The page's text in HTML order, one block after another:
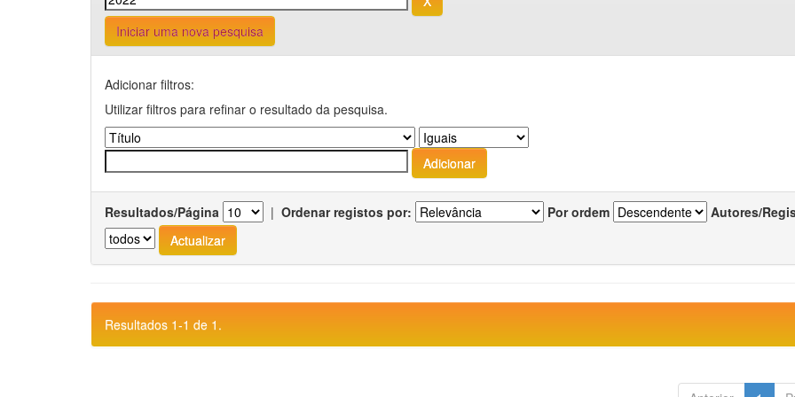
Iniciar uma nova pesquisa
Adicionar filtros:
Utilizar filtros para refinar o resultado da pesquisa.
Resultados/Página | Ordenar registos por: Por ordem Autores/
Resultados 1-1 de 1.